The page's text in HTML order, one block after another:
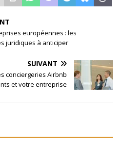
européennes : les
juridiques à anticiper
SUIVANT
conciergeries Airbnb
et votre entreprise